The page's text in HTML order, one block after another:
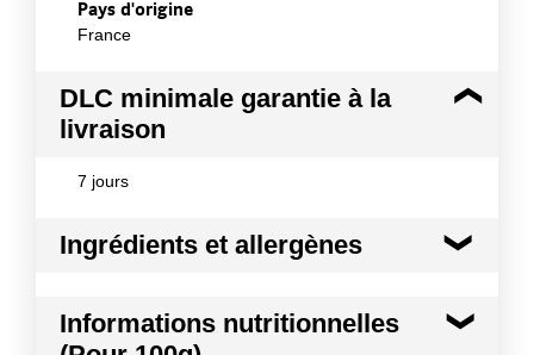
Pays d'origine
France
DLC minimale garantie à la
livraison
7 jours
Ingrédients et allergènes
Lait entier 83%, chocolat en poudre 6,25% (sucre,
cacao en poudre), eau, sucre, amidon modifié,
Informations nutritionnelles